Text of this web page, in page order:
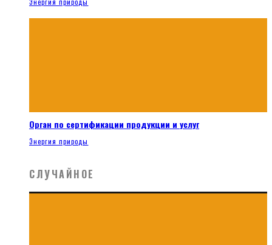
Орган по сертификации продукции и услуг
Энергия природы
СЛУЧАЙНОЕ